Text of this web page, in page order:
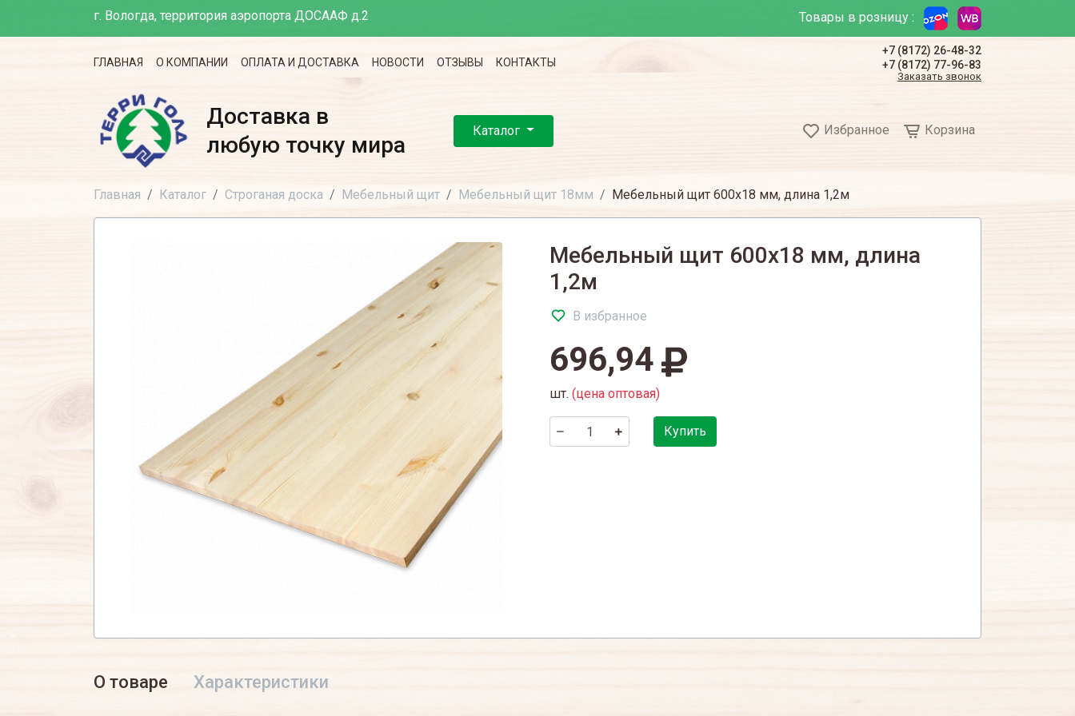
г. Вологда, территория аэропорта ДОСААФ д.2 Товары в розницу :
ГЛАВНАЯ О КОМПАНИИ ОПЛАТА И ДОСТАВКА НОВОСТИ ОТЗЫВЫ КОНТАКТЫ
+7 (8172) 26-48-32
+7 (8172) 77-96-83
Заказать звонок
Доставка в
любую точку мира
Избранное Корзина
Каталог
Главная Каталог Строганая доска Мебельный щит Мебельный щит 18мм Мебельный щит 600х18 мм, длина 1,2м
Мебельный щит 600х18 мм, длина
1,2м
В избранное
696,94
шт. (цена оптовая)
Купить
О товаре Характеристики